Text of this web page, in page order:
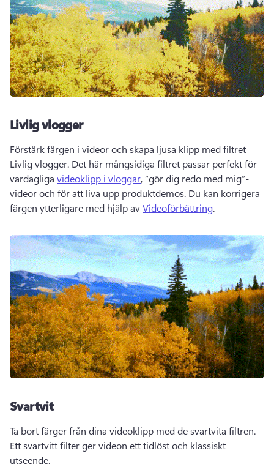
Livlig vlogger
Förstärk färgen i videor och skapa ljusa klipp med filtret
Livlig vlogger. Det här mångsidiga filtret passar perfekt för
vardagliga videoklipp i vloggar, ”gör dig redo med mig”-
videor och för att liva upp produktdemos. Du kan korrigera
färgen ytterligare med hjälp av Videoförbättring.
Svartvit
Ta bort färger från dina videoklipp med de svartvita filtren.
Ett svartvitt filter ger videon ett tidlöst och klassiskt
utseende.